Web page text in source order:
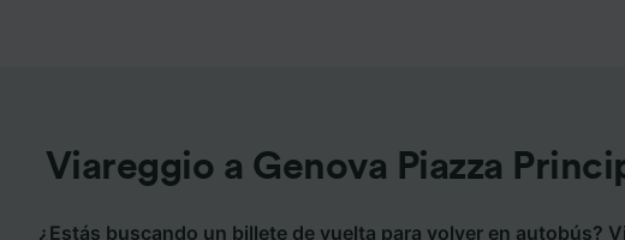
Viareggio a Genova Piazza
¿Estás buscando un billete de vuelta para volver en autobús?